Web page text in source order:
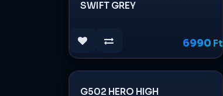
SWIFT GREY
6990 Ft
G502 HERO HIGH